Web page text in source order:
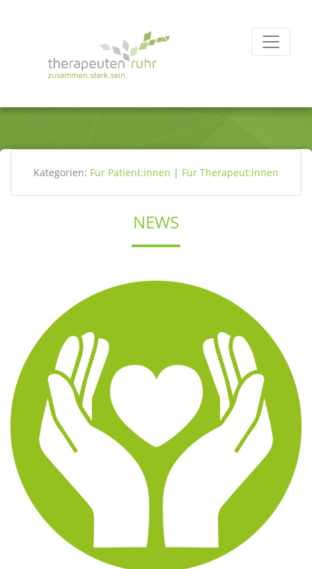
Kategorien: Für Patient:innen | Für Therapeut:innen
NEWS